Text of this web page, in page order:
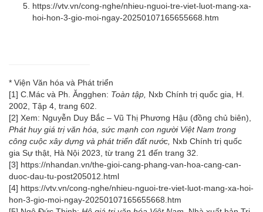
https://vtv.vn/cong-nghe/nhieu-nguoi-tre-viet-luot-mang-xa-
hoi-hon-3-gio-moi-ngay-20250107165655668.htm
* Viện Văn hóa và Phát triển
[1] C.Mác và Ph. Ăngghen: Toàn tập, Nxb Chính trị quốc gia, H.
2002, Tập 4, trang 602.
[2] Xem: Nguyễn Duy Bắc – Vũ Thị Phương Hậu (đồng chủ biên),
Phát huy giá trị văn hóa, sức mạnh con người Việt Nam trong
công cuộc xây dựng và phát triển đất nước, Nxb Chính trị quốc
gia Sự thật, Hà Nội 2023, từ trang 21 đến trang 32.
[3] https://nhandan.vn/the-gioi-cang-phang-van-hoa-cang-can-
duoc-dau-tu-post205012.html
[4] https://vtv.vn/cong-nghe/nhieu-nguoi-tre-viet-luot-mang-xa-hoi-
hon-3-gio-moi-ngay-20250107165655668.htm